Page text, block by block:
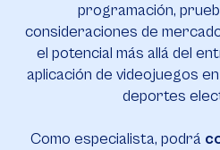
programación,
consideraciones de
el potencial más allá del
aplicación de videojuegos
deportes
Como especialista, podrá